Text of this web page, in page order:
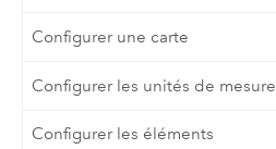
Configurer une carte
Configurer les unités de mesure
Configurer les éléments